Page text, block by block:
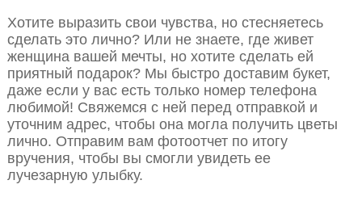
Хотите выразить свои чувства, но стесняетесь
сделать это лично? Или не знаете, где живет
женщина вашей мечты, но хотите сделать ей
приятный подарок? Мы быстро доставим букет,
даже если у вас есть только номер телефона
любимой! Свяжемся с ней перед отправкой и
уточним адрес, чтобы она могла получить цветы
лично. Отправим вам фотоотчет по итогу
вручения, чтобы вы смогли увидеть ее
лучезарную улыбку.